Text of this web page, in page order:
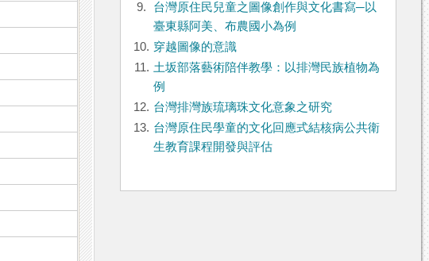
9.
台灣原住民兒童之圖像創作與文化書寫─以
臺東縣阿美、布農國小為例
10. 穿越圖像的意識
11. 土坂部落藝術陪伴教學：以排灣民族植物為
例
12. 台灣排灣族琉璃珠文化意象之研究
13. 台灣原住民學童的文化回應式結核病公共衛
生教育課程開發與評估